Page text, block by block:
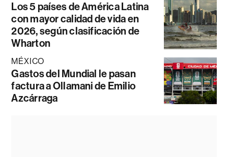
Los 5 países de América Latina
con mayor calidad de vida en
2026, según clasificación de
Wharton
MÉXICO
Gastos del Mundial le pasan
factura a Ollamani de Emilio
Azcárraga